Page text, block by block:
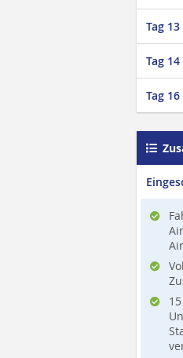
Tag 13
Tag
Tag